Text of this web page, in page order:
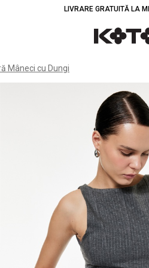
LIVRARE GRATUITĂ LA
Mâneci cu Dungi